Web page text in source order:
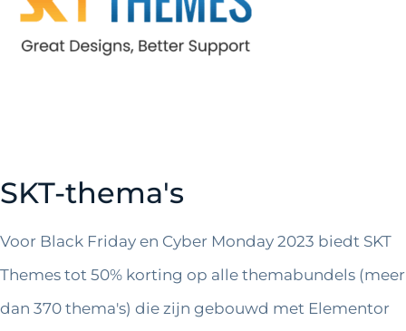
SKT-thema's
Voor Black Friday en Cyber ​​Monday 2023 biedt SKT
Themes tot 50% korting op alle themabundels (meer
dan 370 thema's) die zijn gebouwd met Elementor